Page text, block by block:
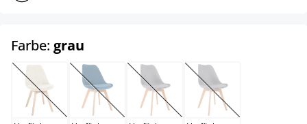
Farbe: grau
beige
(Diese Option ist zurzeit nicht verfügbar.)
blau
(Diese Option ist zurzeit nicht verfügbar.)
bordeauxrot
(Diese Option ist zurzeit nicht
braun
(Diese Option ist